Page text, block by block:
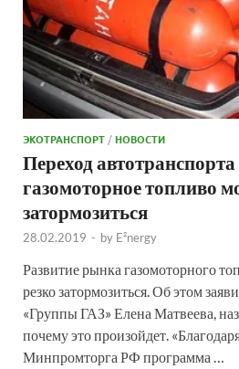
ЭКОТРАНСПОРТ /НОВОСТИ
Переход
газомоторное топливо
затормозиться
28.02.2019 - by E²nergy
Развитие рынка газомоторного
резко затормозиться. Об этом
«Группы ГАЗ» Елена Матвеева,
почему это произойдет.
Минпромторга РФ программа …